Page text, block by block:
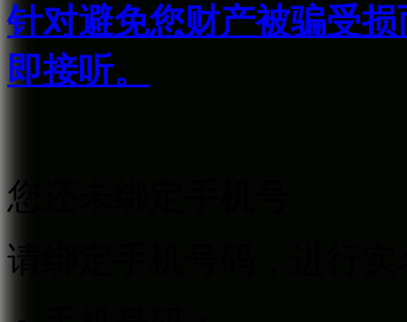
针对避免您财产被骗受
即接听。
您还未绑定手机号
请绑定手机号码，进行